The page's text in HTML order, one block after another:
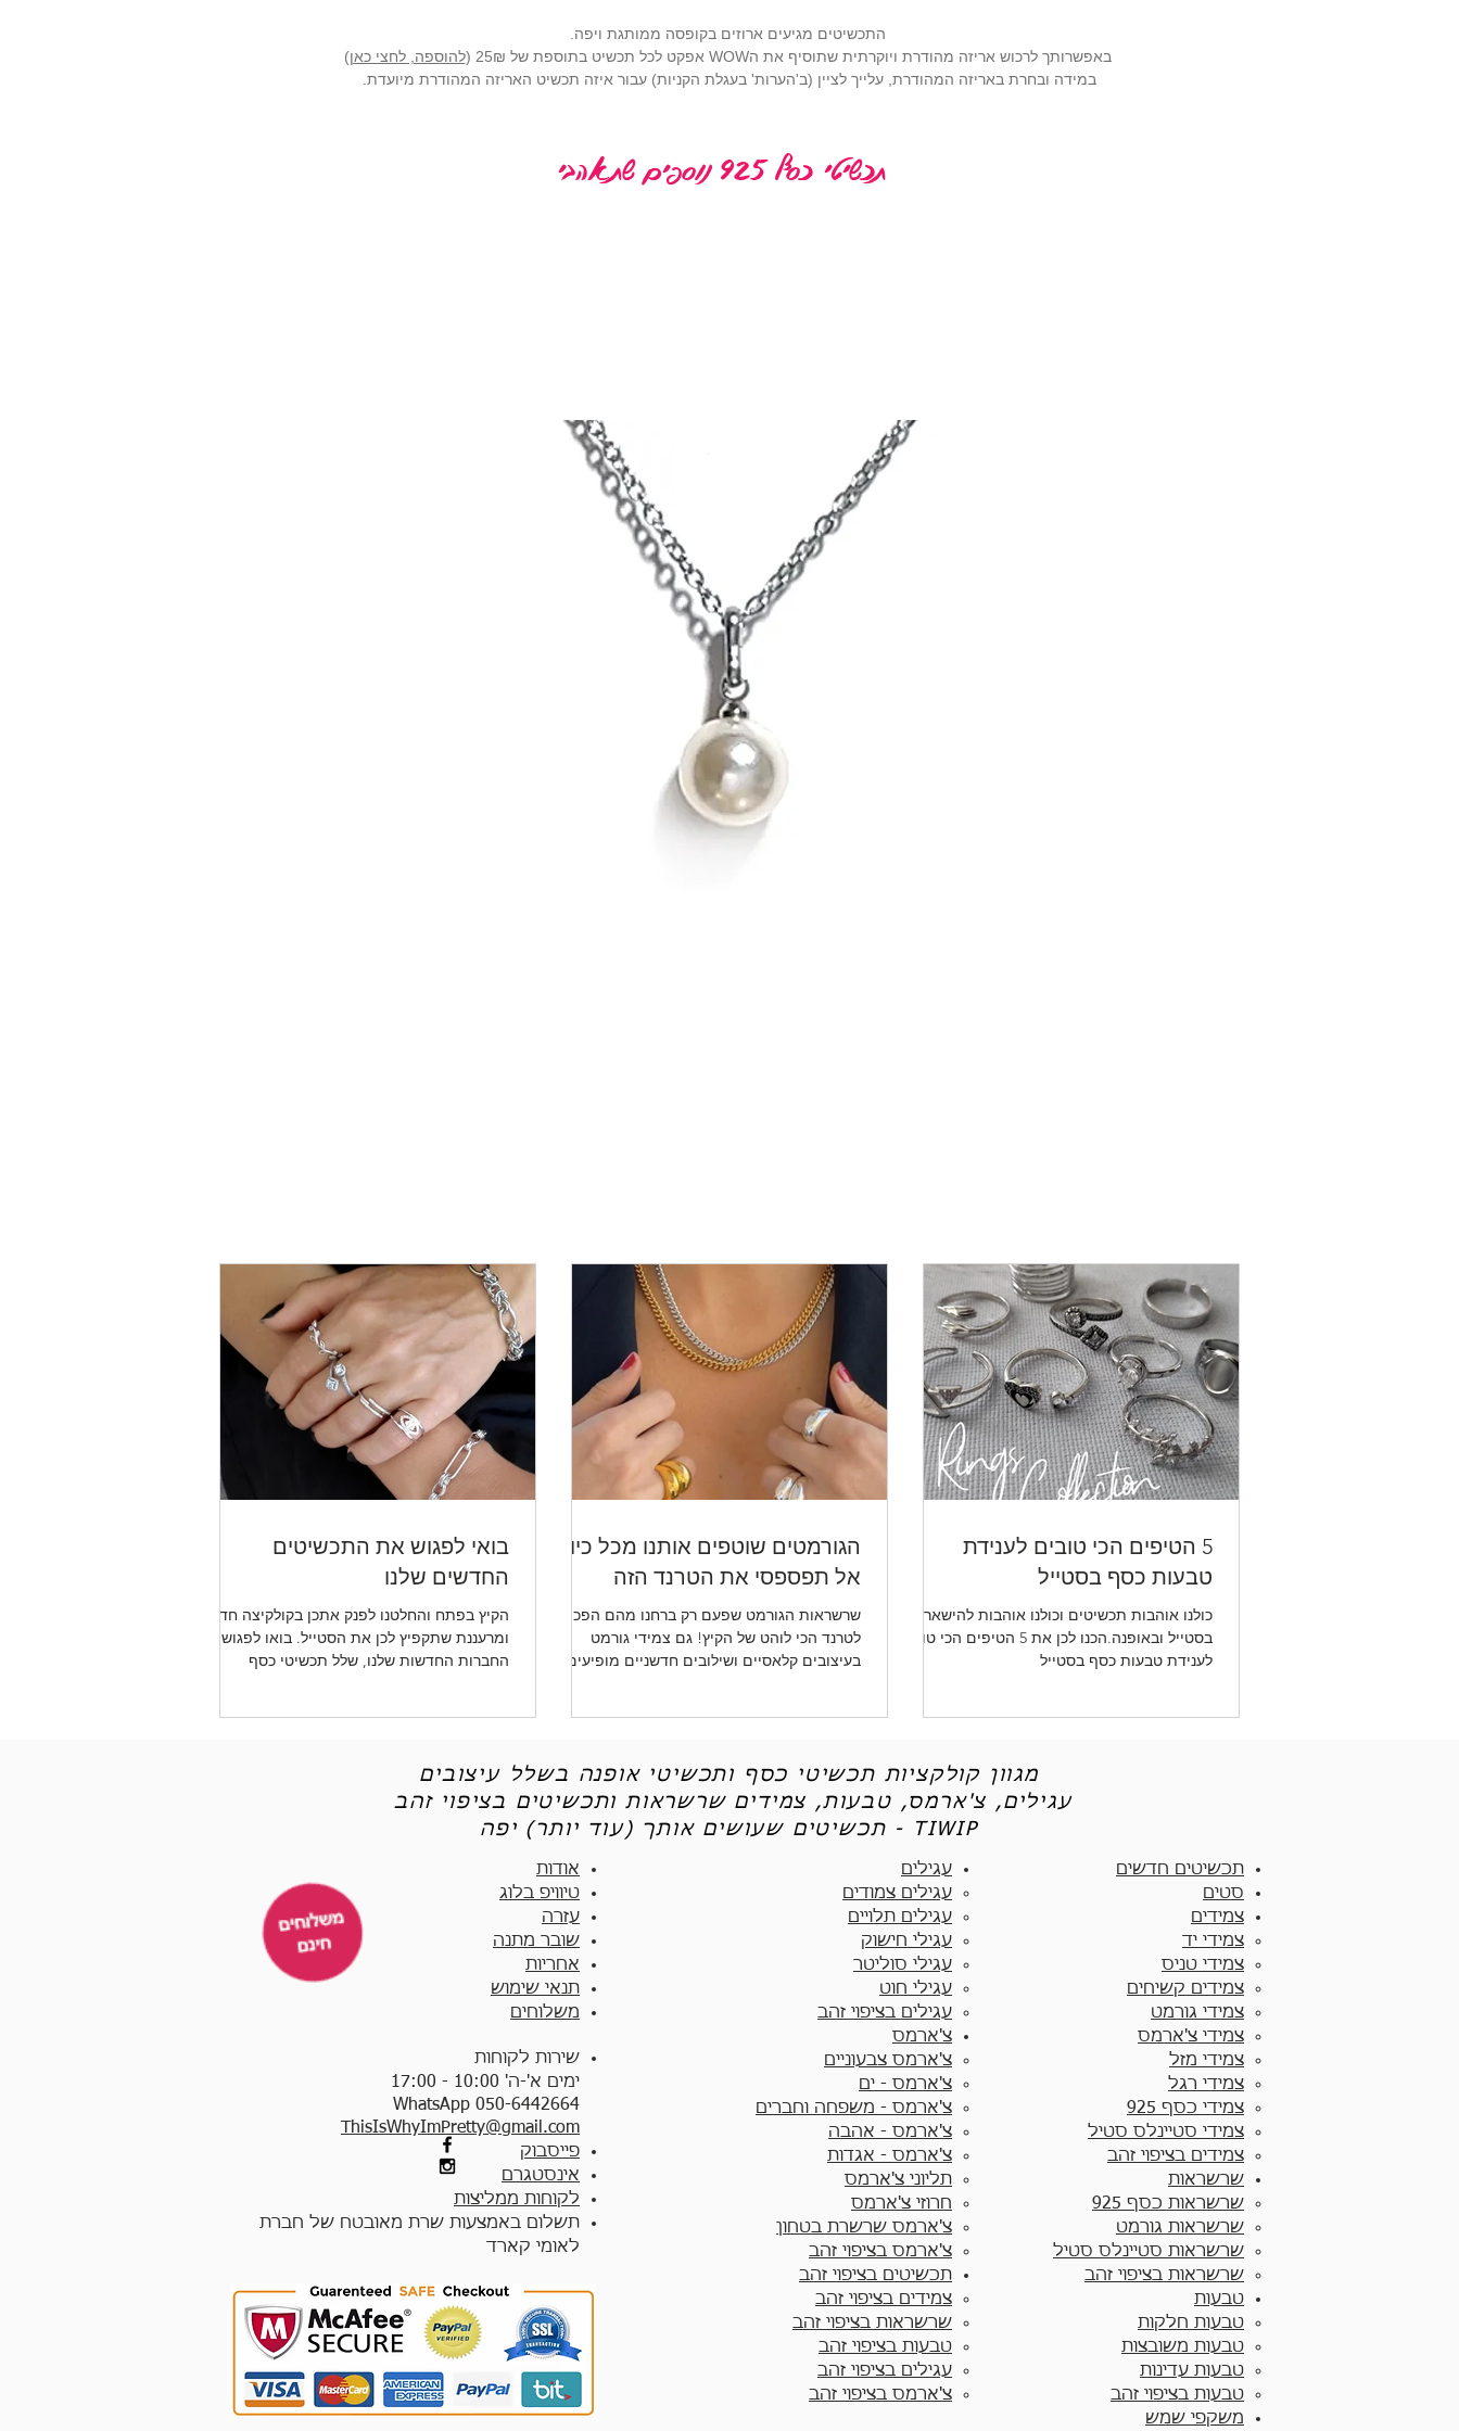
התכשיטים מגיעים ארוזים בקופסה ממותגת ויפה.
באפשרותך לרכוש אריזה מהודרת ויוקרתית שתוסיף את הWOW אפקט לכל תכשיט בתוספת של 25₪ (
להוספה, לחצי כאן)
במידה ובחרת באריזה המהודרת, עלייך לציין (ב'הערות' בעגלת הקניות) עבור איזה תכשיט האריזה המהודרת מיועדת.
תכשיטי כסף 925 נוספים שתאהבי
אודט
לני
5 הטיפים הכי טובים לענידת
טבעות כסף בסטייל
כולנו אוהבות תכשיטים וכולנו אוהבות להישאר
בסטייל ובאופנה.הכנו לכן את 5 הטיפים הכי טובים
לענידת טבעות כסף בסטייל
הגורמטים שוטפים אותנו מכל כיוון -
אל תפספסי את הטרנד הזה
שרשראות הגורמט שפעם רק ברחנו מהם הפכו
לטרנד הכי לוהט של הקיץ! גם צמידי גורמט
בעיצובים קלאסיים ושילובים חדשניים מופיעים
בואי לפגוש את התכשיטים
החדשים שלנו
הקיץ בפתח והחלטנו לפנק אתכן בקולקיצה חדשה
ומרעננת שתקפיץ לכן את הסטייל. בואו לפגוש את
החברות החדשות שלנו, שלל תכשיטי כסף
מגוון קולקציות תכשיטי כסף ותכשיטי אופנה בשלל עיצובים
עגילים, צ'ארמס, טבעות, צמידים שרשראות ותכשיטים בציפוי זהב
תכשיטים שעושים אותך (עוד יותר) יפה - TIWIP
אודות
טיוויפ בלוג
עזרה
שובר מתנה
אחריות
תנאי שימוש
משלוחים
שירות לקוחות
ימים א'-ה' 10:00 - 17:00
WhatsApp 050-6442664
ThisIsWhyImPretty@gmail.com
פייסבוק
אינסטגרם
לקוחות ממליצות
תשלום באמצעות שרת מאובטח של חברת
לאומי קארד
עגילים
עגילים צמודים​
עגילים תלויים
עגילי חישוק
עגילי סוליטר
עגילי חוט
עגילים בציפוי זהב
צ'ארמס
צ'ארמס צבעוניים​
צ'ארמס - ים
צ'ארמס - משפחה וחברים
צ'ארמס - אהבה
צ'ארמס - אגדות
תליוני צ'ארמס
חרוזי צ'ארמס
צ'ארמס שרשרת בטחון
צ'ארמס בציפוי זהב
תכשיטים בציפוי זהב
צמידים בציפוי זהב​
שרשראות בציפוי זהב
טבעות בציפוי זהב
עגילים בציפוי זהב
צ'ארמס בציפוי זהב
תכשיטים חדשים
סטים
צמידים
צמידי יד​
צמידי טניס
צמידים קשיחים
צמידי גורמט
צמידי צ'ארמס
צמידי מזל
צמידי רגל
צמידי כסף 925
צמידי סטיינלס סטיל
צמידים בציפוי זהב
שרשראות
שרשראות כסף 925​
שרשראות גורמט
שרשראות סטיינלס סטיל
שרשראות בציפוי זהב
טבעות
טבעות חלקות​
טבעות משובצות
טבעות עדינות
טבעות בציפוי זהב
משקפי שמש